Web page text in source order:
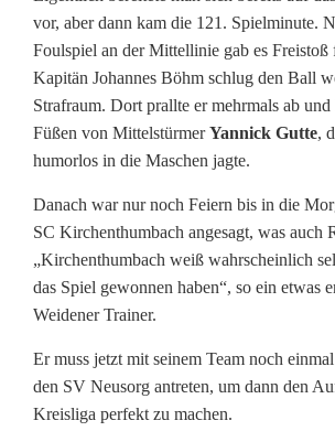
vor, aber dann kam die 121. Spielminute.
Foulspiel an der Mittellinie gab es
Kapitän Johannes Böhm schlug den Ball
Strafraum. Dort prallte er mehrmals ab und
Füßen von MittelstürmerYannick Gutte,
humorlos in die Maschen jagte.
Danach war nur noch Feiern bis in die
SC Kirchenthumbach angesagt, was auch
„Kirchenthumbach weiß wahrscheinlich
das Spiel gewonnen haben“, so ein etwas
Weidener Trainer.
Er muss jetzt mit seinem Team noch
den SV Neusorg antreten, um dann den
Kreisliga perfekt zu machen.